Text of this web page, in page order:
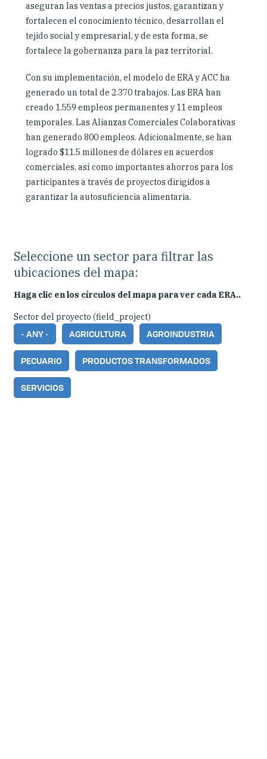
aseguran las ventas a precios justos, garantizan y
fortalecen el conocimiento técnico, desarrollan el
tejido social y empresarial, y de esta forma, se
fortalece la gobernanza para la paz territorial.
Con su implementación, el modelo de ERA y ACC ha
generado un total de 2.370 trabajos. Las ERA han
creado 1.559 empleos permanentes y 11 empleos
temporales. Las Alianzas Comerciales Colaborativas
han generado 800 empleos. Adicionalmente, se han
logrado $11.5 millones de dólares en acuerdos
comerciales, así como importantes ahorros para los
participantes a través de proyectos dirigidos a
garantizar la autosuficiencia alimentaria.
Seleccione un sector para filtrar las
ubicaciones del mapa:
Haga clic en los círculos del mapa para ver cada ERA..
Sector del proyecto (field_project)
- ANY - AGRICULTURA AGROINDUSTRIA
PECUARIO PRODUCTOS TRANSFORMADOS
SERVICIOS